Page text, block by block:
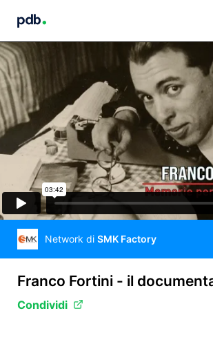
Network di SMK Factory
Franco Fortini - il
Condividi